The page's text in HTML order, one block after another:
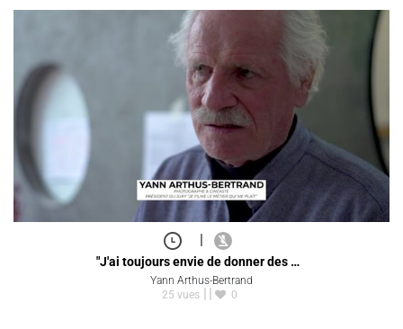
|
"J'ai toujours envie de donner des …
Yann Arthus-Bertrand
25 vues
0